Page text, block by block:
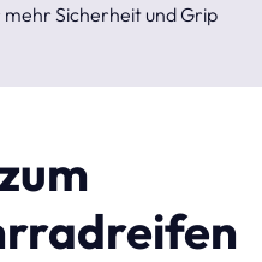
Sicherheit und Grip